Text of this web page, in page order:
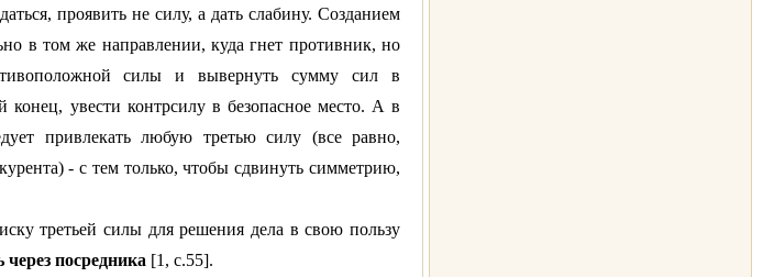
проявить не силу, а дать слабину. Созданием
в том же направлении, куда гнет противник, но
силы и вывернуть сумму сил в
увести контрсилу в безопасное место. А в
привлекать любую третью силу (все равно,
- с тем только, чтобы сдвинуть симметрию,
третьей силы для решения дела в свою пользу
посредника [1, с.55].